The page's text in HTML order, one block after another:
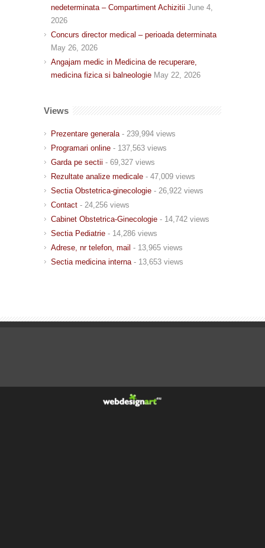
nedeterminata – Compartiment Achizitii June 4,
2026
Concurs director medical – perioada determinata
May 26, 2026
Angajam medic in Medicina de recuperare,
medicina fizica si balneologie May 22, 2026
Views
Prezentare generala - 239,994 views
Programari online - 137,563 views
Garda pe sectii - 69,327 views
Rezultate analize medicale - 47,009 views
Sectia Obstetrica-ginecologie - 26,922 views
Contact - 24,256 views
Cabinet Obstetrica-Ginecologie - 14,742 views
Sectia Pediatrie - 14,286 views
Adrese, nr telefon, mail - 13,965 views
Sectia medicina interna - 13,653 views